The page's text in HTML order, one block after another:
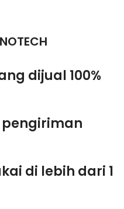
dijual 100%
di lebih dari 1